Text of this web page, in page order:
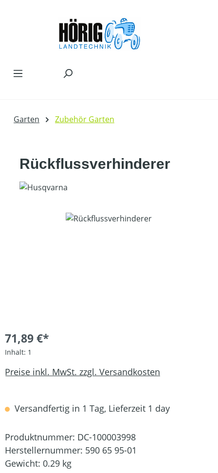
Garten Zubehör Garten
Rückflussverhinderer
Bildergalerie überspringen
71,89 €*
Inhalt: 1
Preise inkl. MwSt. zzgl. Versandkosten
Versandfertig in 1 Tag, Lieferzeit 1 day
Produktnummer: DC-100003998
Herstellernummer: 590 65 95-01
Gewicht: 0.29 kg